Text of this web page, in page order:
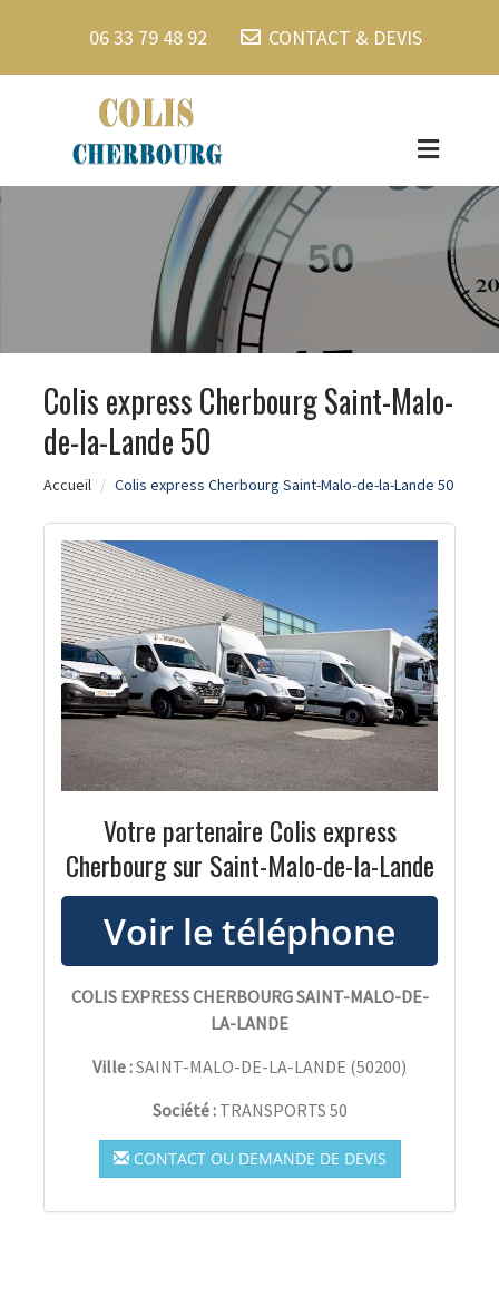
06 33 79 48 92 CONTACT & DEVIS
Colis express Cherbourg Saint-Malo-
de-la-Lande 50
Accueil Colis express Cherbourg Saint-Malo-de-la-Lande 50
Votre partenaire Colis express
Cherbourg sur Saint-Malo-de-la-Lande
COLIS EXPRESS CHERBOURG SAINT-MALO-DE-
LA-LANDE
Ville :SAINT-MALO-DE-LA-LANDE (50200)
Société : TRANSPORTS 50
CONTACT OU DEMANDE DE DEVIS